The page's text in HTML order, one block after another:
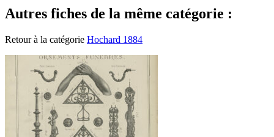
Autres fiches de la même catégorie :
Retour à la catégorie Hochard 1884